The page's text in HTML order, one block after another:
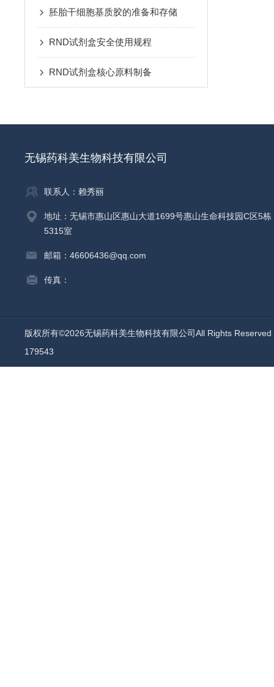
胚胎干细胞基质胶的准备和存储
RND试剂盒安全使用规程
RND试剂盒核心原料制备
无锡药科美生物科技有限公司
联系人：赖秀丽
地址：无锡市惠山区惠山大道1699号惠山生命科技园C区5栋
5315室
邮箱：46606436@qq.com
传真：
版权所有©2026无锡药科美生物科技有限公司All Rights
179543